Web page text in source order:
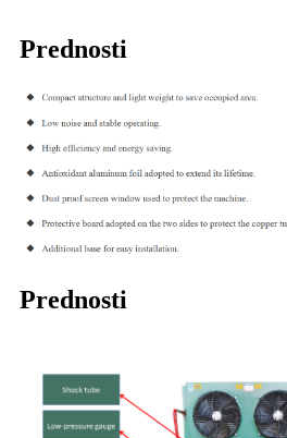
Prednosti
Prednosti